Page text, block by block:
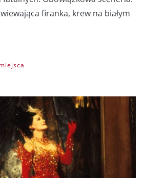
firanka, krew na białym